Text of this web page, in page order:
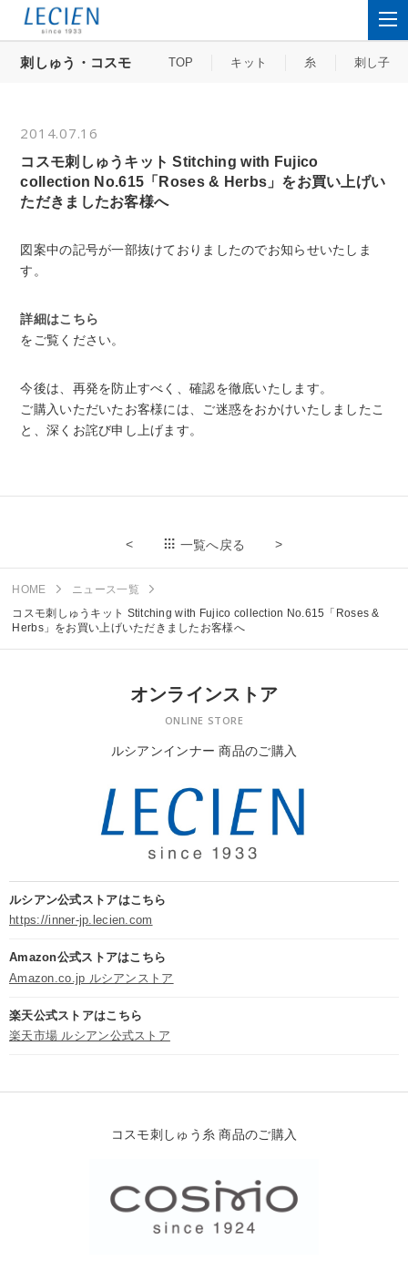
刺しゅう・コスモ TOP キット 糸 刺し子
2014.07.16
コスモ刺しゅうキット Stitching with Fujico
collection No.615「Roses & Herbs」をお買い上げい
ただきましたお客様へ
図案中の記号が一部抜けておりましたのでお知らせいたしま
す。
詳細はこちら
をご覧ください。
今後は、再発を防止すべく、確認を徹底いたします。
ご購入いただいたお客様には、ご迷惑をおかけいたしましたこ
と、深くお詫び申し上げます。
< 一覧へ戻る >
HOME
ニュース一覧
コスモ刺しゅうキット Stitching with Fujico collection No.615「Roses &
Herbs」をお買い上げいただきましたお客様へ
オンラインストア
ONLINE STORE
ルシアンインナー 商品のご購入
ルシアン公式ストアはこちら
https://inner-jp.lecien.com
Amazon公式ストアはこちら
Amazon.co.jp ルシアンストア
楽天公式ストアはこちら
楽天市場 ルシアン公式ストア
コスモ刺しゅう糸 商品のご購入